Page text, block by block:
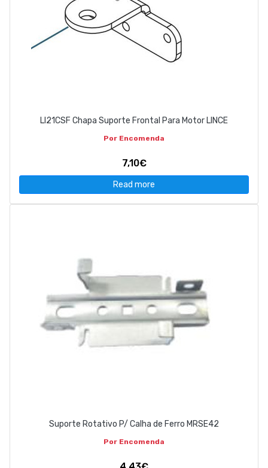
LI21CSF Chapa Suporte Frontal Para Motor LINCE
Por Encomenda
7,10€
Read more
Suporte Rotativo P/ Calha de Ferro MRSE42
Por Encomenda